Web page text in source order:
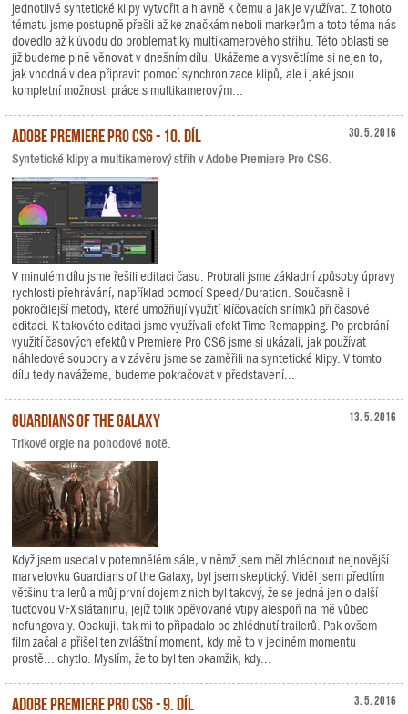
jednotlivé syntetické klipy vytvořit a hlavně k čemu a jak je využívat. Z tohoto
tématu jsme postupně přešli až ke značkám neboli markerům a toto téma nás
dovedlo až k úvodu do problematiky multikamerového střihu. Této oblasti se
již budeme plně věnovat v dnešním dílu. Ukážeme a vysvětlíme si nejen to,
jak vhodná videa připravit pomocí synchronizace klipů, ale i jaké jsou
kompletní možnosti práce s multikamerovým...
30. 5. 2016
Adobe Premiere Pro CS6 - 10. díl
Syntetické klipy a multikamerový střih v Adobe Premiere Pro CS6.
V minulém dílu jsme řešili editaci času. Probrali jsme základní způsoby úpravy
rychlosti přehrávání, například pomocí Speed/Duration. Současně i
pokročilejší metody, které umožňují využití klíčovacích snímků při časové
editaci. K takovéto editaci jsme využívali efekt Time Remapping. Po probrání
využití časových efektů v Premiere Pro CS6 jsme si ukázali, jak používat
náhledové soubory a v závěru jsme se zaměřili na syntetické klipy. V tomto
dílu tedy navážeme, budeme pokračovat v představení...
13. 5. 2016
Guardians of the Galaxy
Trikové orgie na pohodové notě.
Když jsem usedal v potemnělém sále, v němž jsem měl zhlédnout nejnovější
marvelovku Guardians of the Galaxy, byl jsem skeptický. Viděl jsem předtím
většinu trailerů a můj první dojem z nich byl takový, že se jedná jen o další
tuctovou VFX slátaninu, jejíž tolik opěvované vtipy alespoň na mě vůbec
nefungovaly. Opakuji, tak mi to připadalo po zhlédnutí trailerů. Pak ovšem
film začal a přišel ten zvláštní moment, kdy mě to v jediném momentu
prostě... chytlo. Myslím, že to byl ten okamžik, kdy...
3. 5. 2016
Adobe Premiere Pro CS6 - 9. díl